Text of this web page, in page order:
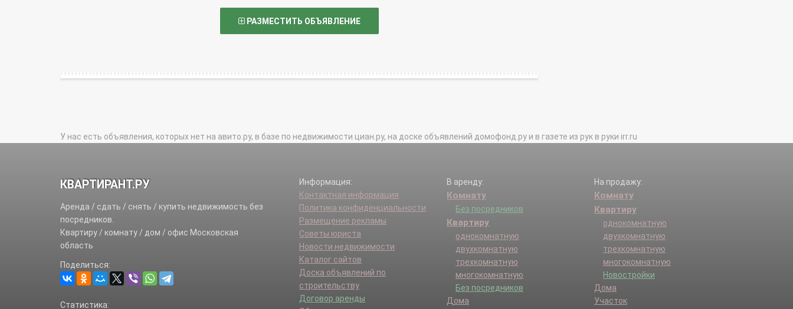
РАЗМЕСТИТЬ ОБЪЯВЛЕНИЕ
У нас есть объявления, которых нет на авито.ру, в базе по недвижимости циан.ру, на доске объявлений домофонд.ру и в газете из рук в руки irr.ru
КВАРТИРАНТ.РУ
Аренда / сдать / снять / купить недвижимость без
посредников.
Квартиру / комнату / дом / офис Московская
область
Поделиться:
Статистика:
Информация:
Контактная информация
Политика конфиденциальности
Размещение рекламы
Советы юриста
Новости недвижимости
Каталог сайтов
Доска объявлений по
строительству
Договор аренды
В аренду:
Комнату
Без посредников
Квартиру
однокомнатную
двухкомнатную
трехкомнатную
многокомнатную
Без посредников
Дома
На продажу:
Комнату
Квартиру
однокомнатную
двухкомнатную
трехкомнатную
многокомнатную
Новостройки
Дома
Участок